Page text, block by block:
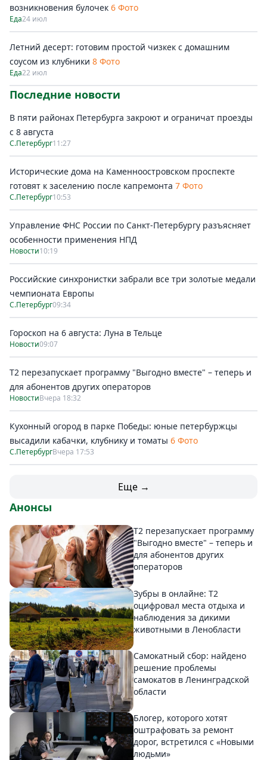
возникновения булочек 6 Фото
Еда24 июл
Летний десерт: готовим простой чизкек с домашним
соусом из клубники 8 Фото
Еда22 июл
Последние новости
В пяти районах Петербурга закроют и ограничат проезды
с 8 августа
С.Петербург11:27
Исторические дома на Каменноостровском проспекте
готовят к заселению после капремонта 7 Фото
С.Петербург10:53
Управление ФНС России по Санкт-Петербургу разъясняет
особенности применения НПД
Новости10:19
Российские синхронистки забрали все три золотые медали
чемпионата Европы
С.Петербург09:34
Гороскоп на 6 августа: Луна в Тельце
Новости09:07
Т2 перезапускает программу "Выгодно вместе" – теперь и
для абонентов других операторов
НовостиВчера 18:32
Кухонный огород в парке Победы: юные петербуржцы
высадили кабачки, клубнику и томаты 6 Фото
С.ПетербургВчера 17:53
Еще →
Анонсы
Т2 перезапускает программу
"Выгодно вместе" – теперь и
для абонентов других
операторов
Зубры в онлайне: Т2
оцифровал места отдыха и
наблюдения за дикими
животными в Ленобласти
Самокатный сбор: найдено
решение проблемы
самокатов в Ленинградской
области
Блогер, которого хотят
оштрафовать за ремонт
дорог, встретился с «Новыми
людьми»